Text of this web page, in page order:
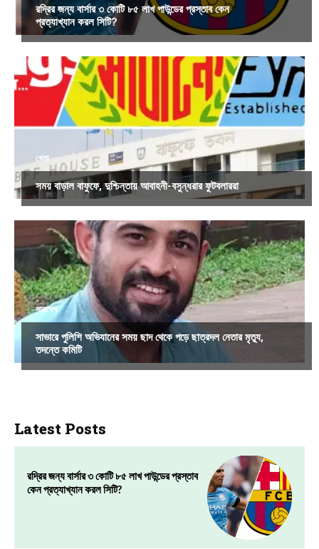
রদ্রির জন্য বার্সার ৩ কোটি ৮৫ লাখ পাউন্ডের প্রস্তাব কেন
প্রত্যাখ্যান করল সিটি?
খেলা
সময় বাড়াল বাফুফে, দুশ্চিন্তায় আবাহনী-বসুন্ধরার ফুটবলাররা
সারাদেশ
সাভারে পুলিশি অভিযানের সময় ছাদ থেকে পড়ে ছাত্রদল নেতার মৃত্যু,
তদন্তে কমিটি
Latest Posts
রদ্রির জন্য বার্সার ৩ কোটি ৮৫ লাখ পাউন্ডের প্রস্তাব
কেন প্রত্যাখ্যান করল সিটি?